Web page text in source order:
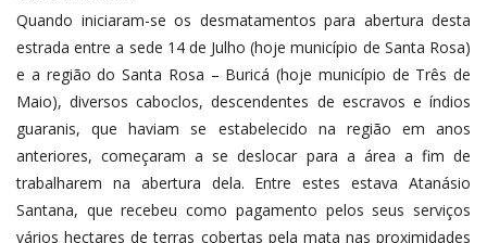
Quando iniciaram-se os desmatamentos para abertura desta
estrada entre a sede 14 de Julho (hoje município de Santa Rosa)
e a região do Santa Rosa – Buricá (hoje município de Três de
Maio), diversos caboclos, descendentes de escravos e índios
guaranis, que haviam se estabelecido na região em anos
anteriores, começaram a se deslocar para a área a fim de
trabalharem na abertura dela. Entre estes estava Atanásio
Santana, que recebeu como pagamento pelos seus serviços
vários hectares de terras cobertas pela mata nas proximidades